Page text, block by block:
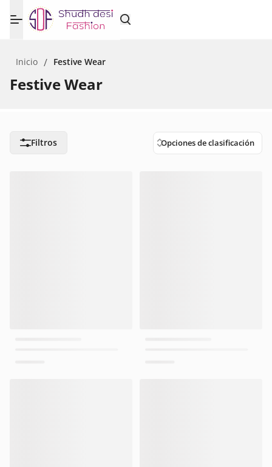
Inicio / Festive Wear
Festive Wear
Filtros Opciones de clasificación